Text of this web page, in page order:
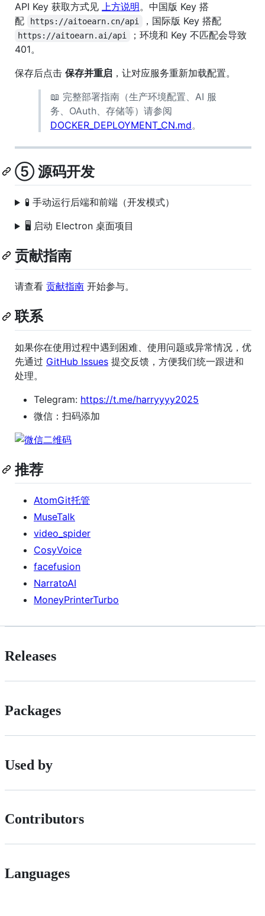
API Key 获取方式见 上方说明。中国版 Key 搭
配
https://aitoearn.cn/api ，国际版 Key 搭配
https://aitoearn.ai/api
；环境和 Key 不匹配会导致
401。
保存后点击 保存并重启 ，让对应服务重新加载配置。
📖 完整部署指南（生产环境配置、AI 服
务、OAuth、存储等）请参阅
DOCKER_DEPLOYMENT_CN.md。
⑤ 源码开发
🧪 手动运行后端和前端（开发模式）
🖥️ 启动 Electron 桌面项目
贡献指南
请查看 贡献指南 开始参与。
联系
如果你在使用过程中遇到困难、使用问题或异常情况，优
先通过 GitHub Issues 提交反馈，方便我们统一跟进和
处理。
Telegram: https://t.me/harryyyy2025
微信：扫码添加
推荐
AtomGit托管
MuseTalk
video_spider
CosyVoice
facefusion
NarratoAI
MoneyPrinterTurbo
Releases
Packages
Used by
Contributors
Languages